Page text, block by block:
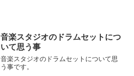
音楽スタジオのドラムセットにつ
いて思う事
音楽スタジオのドラムセットについて思
う事です。